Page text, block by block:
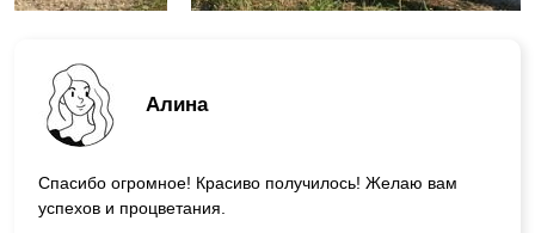
Алина
Спасибо огромное! Красиво получилось! Желаю вам
успехов и процветания.